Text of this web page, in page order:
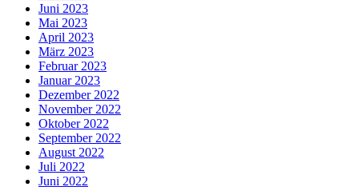
Juni 2023
Mai 2023
April 2023
März 2023
Februar 2023
Januar 2023
Dezember 2022
November 2022
Oktober 2022
September 2022
August 2022
Juli 2022
Juni 2022